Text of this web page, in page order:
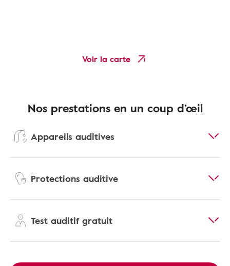
Voir la carte
Nos prestations en un coup d’œil
Appareils auditives
Protections auditive
Test auditif gratuit